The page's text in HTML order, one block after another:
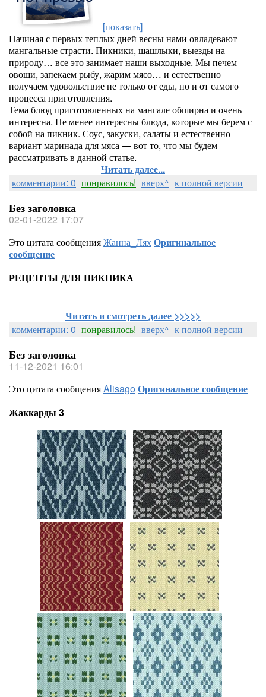
[показать]
Начиная с первых теплых дней весны нами овладевают
мангальные страсти. Пикники, шашлыки, выезды на
природу… все это занимает наши выходные. Мы печем
овощи, запекаем рыбу, жарим мясо… и естественно
получаем удовольствие не только от еды, но и от самого
процесса приготовления.
Тема блюд приготовленных на мангале обширна и очень
интересна. Не менее интересны блюда, которые мы берем с
собой на пикник. Соус, закуски, салаты и естественно
вариант маринада для мяса — вот то, что мы будем
рассматривать в данной статье.
Читать далее...
комментарии: 0 понравилось! вверх^ к полной версии
Без заголовка
02-01-2022 17:07
Это цитата сообщенияЖанна_ЛяхОригинальное
сообщение
РЕЦЕПТЫ ДЛЯ ПИКНИКА
Читать и смотреть далее >>>>>
комментарии: 0 понравилось! вверх^ к полной версии
Без заголовка
11-12-2021 16:01
Это цитата сообщенияAlisagoОригинальное сообщение
Жаккарды 3